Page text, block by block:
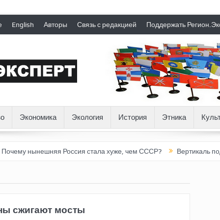
English Авторы Связь с редакцией Поддержать
Экономика Экология История Этника
нынешняя Россия стала хуже, чем СССР? Вертикаль под
сжигают мосты